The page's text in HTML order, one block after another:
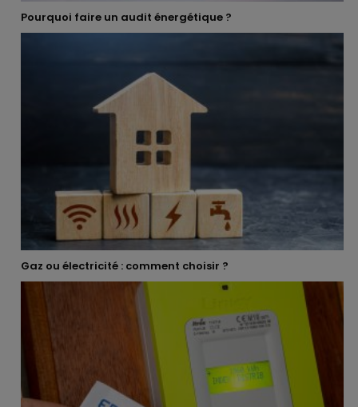
Pourquoi faire un audit énergétique ?
Gaz ou électricité : comment choisir ?